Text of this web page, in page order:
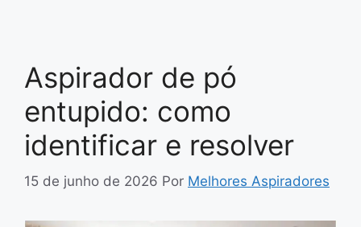
Aspirador de pó
entupido: como
identificar e resolver
15 de junho de 2026 Por Melhores Aspiradores